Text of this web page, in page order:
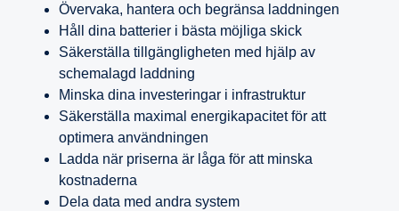
Övervaka, hantera och begränsa laddningen
Håll dina batterier i bästa möjliga skick
Säkerställa tillgängligheten med hjälp av
schemalagd laddning
Minska dina investeringar i infrastruktur
Säkerställa maximal energikapacitet för att
optimera användningen
Ladda när priserna är låga för att minska
kostnaderna
Dela data med andra system